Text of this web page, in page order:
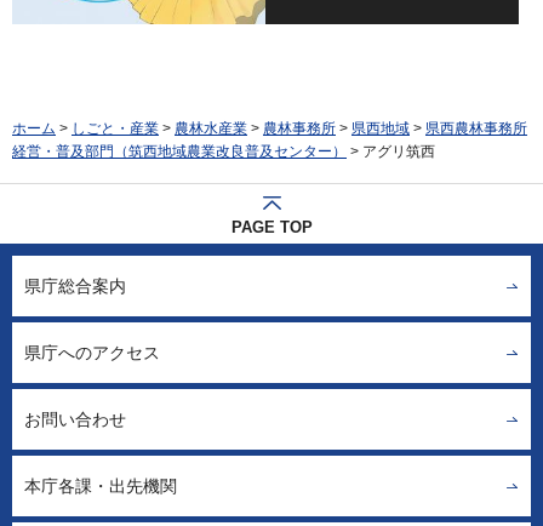
ホーム > しごと・産業 > 農林水産業 > 農林事務所 > 県西地域 > 県西農林事務所
経営・普及部門（筑西地域農業改良普及センター）
> アグリ筑西
PAGE TOP
県庁総合案内
県庁へのアクセス
お問い合わせ
本庁各課・出先機関